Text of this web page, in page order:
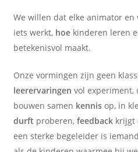
We willen dat elke animator
iets werkt, hoekinderen leren
betekenisvol maakt.
Onze vormingen zijn geen
leerervaringen vol experiment,
bouwen samen kennisop, in
durft proberen, feedbackkrijgt
een sterke begeleider is